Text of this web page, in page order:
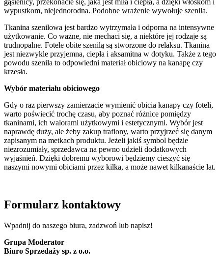
gąsienicy, przekonacie się, jaka jest miła i ciepła, a dzięki włoskom i
wypustkom, niejednorodna. Podobne wrażenie wywołuje szenila.
Tkanina szenilowa jest bardzo wytrzymała i odporna na intensywne
użytkowanie. Co ważne, nie mechaci się, a niektóre jej rodzaje są
trudnopalne. Fotele obite szenilą są stworzone do relaksu. Tkanina
jest niezwykle przyjemna, ciepła i aksamitna w dotyku. Także z tego
powodu szenila to odpowiedni materiał obiciowy na kanapę czy
krzesła.
Wybór materiału obiciowego
Gdy o raz pierwszy zamierzacie wymienić obicia kanapy czy foteli,
warto poświecić trochę czasu, aby poznać różnice pomiędzy
tkaninami, ich walorami użytkowymi i estetycznymi. Wybór jest
naprawdę duży, ale żeby zakup trafiony, warto przyjrzeć się danym
zapisanym na metkach produktu. Jeżeli jakiś symbol będzie
niezrozumiały, sprzedawca na pewno udzieli dodatkowych
wyjaśnień. Dzięki dobremu wyborowi będziemy cieszyć się
naszymi nowymi obiciami przez kilka, a może nawet kilkanaście lat.
Formularz kontaktowy
Wpadnij do naszego biura, zadzwoń lub napisz!
Grupa Moderator
Biuro Sprzedaży sp. z o.o.